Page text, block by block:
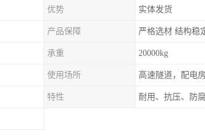
优势 实体发货
产品保障 严格选材 结构稳
承重 20000kg
使用场所 高速隧道，配电房
特性 耐用、抗压、防